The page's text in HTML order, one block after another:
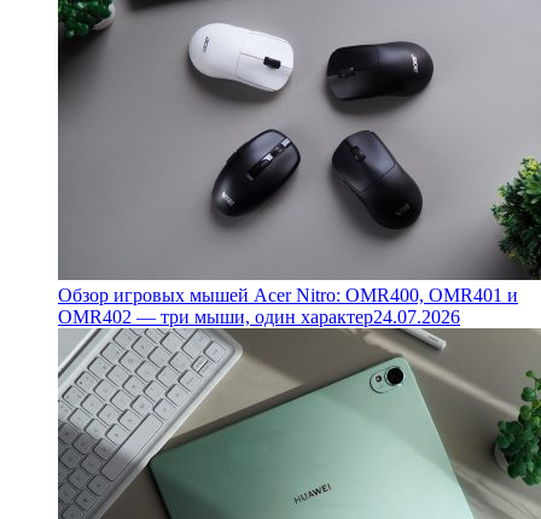
Обзор игровых мышей Acer Nitro: OMR400, OMR401 и
OMR402 — три мыши, один характер24.07.2026